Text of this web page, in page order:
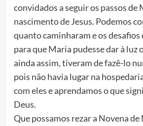
convidados a seguir os passos de
nascimento de Jesus. Podemos
quanto caminharam e os
para que Maria pudesse dar à luz
ainda assim, tiveram de fazê-lo
pois não havia lugar na
com eles e aprendamos o que
Deus.
Que possamos rezar a Novena